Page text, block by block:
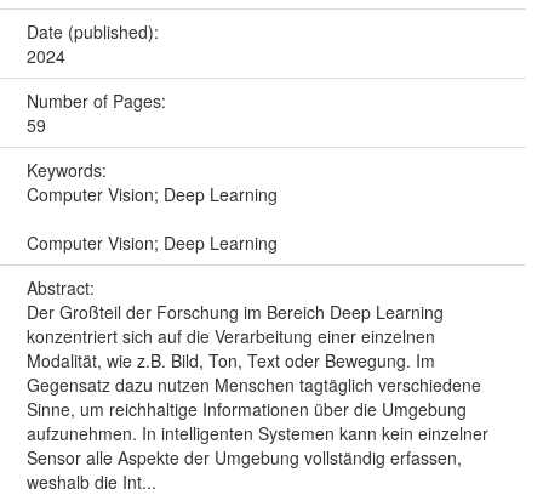
Date (published):
2024
Number of Pages:
59
Keywords:
Computer Vision; Deep Learning
Computer Vision; Deep Learning
Abstract:
Der Großteil der Forschung im Bereich Deep Learning
konzentriert sich auf die Verarbeitung einer einzelnen
Modalität, wie z.B. Bild, Ton, Text oder Bewegung. Im
Gegensatz dazu nutzen Menschen tagtäglich verschiedene
Sinne, um reichhaltige Informationen über die Umgebung
aufzunehmen. In intelligenten Systemen kann kein einzelner
Sensor alle Aspekte der Umgebung vollständig erfassen,
weshalb die Int...